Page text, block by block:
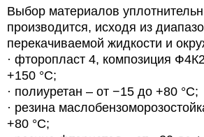
Выбор материалов
производится, исходя из
перекачиваемой жидкости и
· фторопласт 4, композиция
+150 °С;
· полиуретан – от −15 до +80 °С;
· резина
+80 °С;